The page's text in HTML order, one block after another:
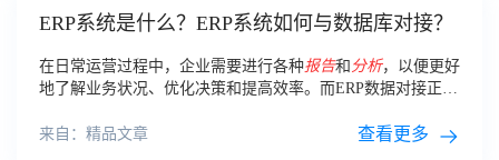
ERP系统是什么？ERP系统如何与数据库对接？
在日常运营过程中，企业需要进行各种报告和 分析，以便更好
地了解业务状况、优化决策和提高效率。而ERP数据对接正是
来自：精品文章
查看更多